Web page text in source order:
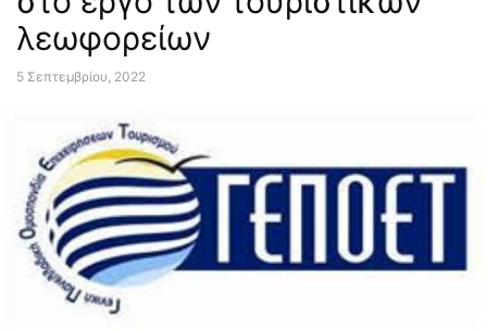
λεωφορείων
5 Σεπτεμβρίου, 2022